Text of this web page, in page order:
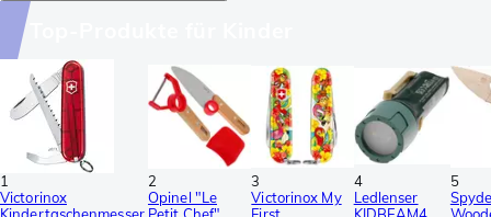
1
Victorinox
2
Opinel "Le
3
Victorinox My
4
Ledlenser
5